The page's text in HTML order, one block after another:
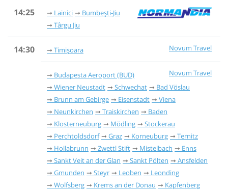
14:25 Lainici
Bumbești-Jiu
Târgu Jiu
14:30 Novum Travel
Timișoara
Novum Travel
Budapesta Aeroport (BUD)
Wiener Neustadt
Schwechat
Bad Vöslau
Brunn am Gebirge
Eisenstadt
Viena
Neunkirchen
Traiskirchen
Baden
Klosterneuburg
Mödling
Stockerau
Perchtoldsdorf
Graz Korneuburg
Ternitz
Hollabrunn
Zwettl Stift Mistelbach
Enns
Sankt Veit an der Glan
Sankt Pölten
Ansfelden
Gmunden
Steyr Leoben
Leonding
Wolfsberg
Krems an der Donau
Kapfenberg